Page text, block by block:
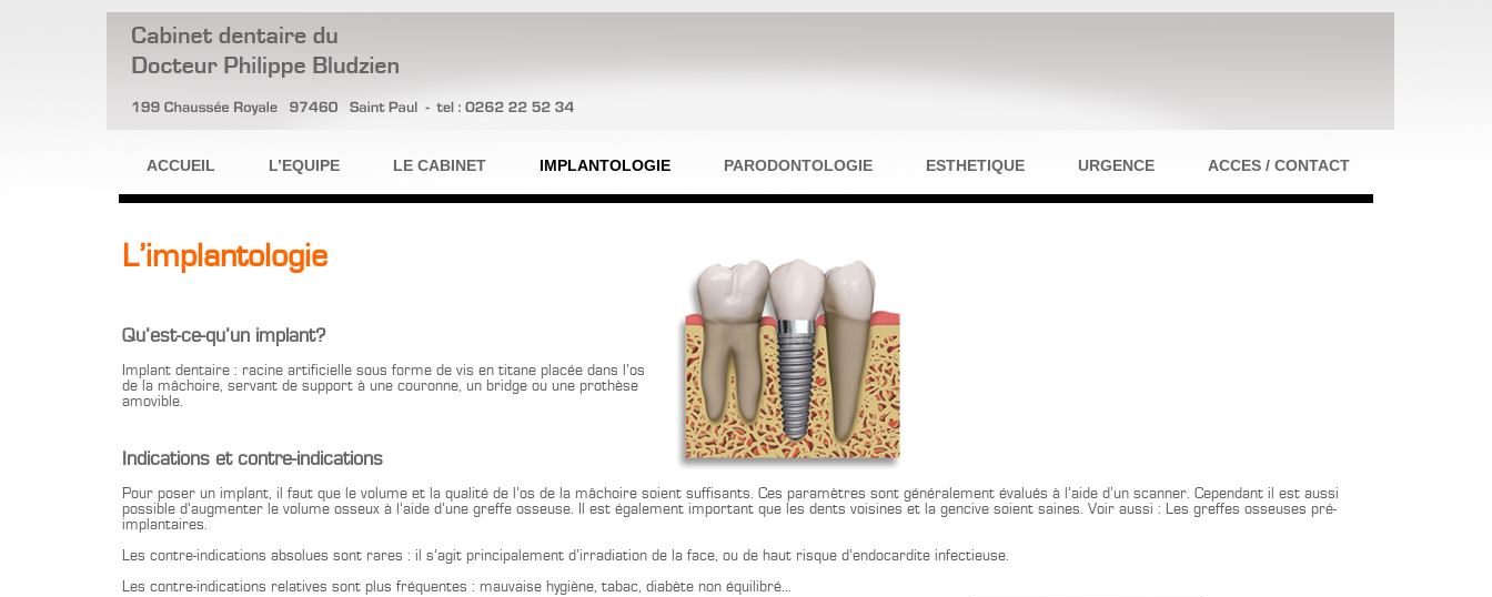
ACCUEIL L’EQUIPE LE CABINET IMPLANTOLOGIE PARODONTOLOGIE ESTHETIQUE URGENCE ACCES / CONTACT
L’implantologie
Qu’est-ce-qu’un implant?
Implant dentaire : racine artificielle sous forme de vis en titane placée dans l’os
de la mâchoire, servant de support à une couronne, un bridge ou une prothèse
amovible.
Indications et contre-indications
Pour poser un implant, il faut que le volume et la qualité de l’os de la mâchoire soient suffisants. Ces paramètres sont généralement évalués à l’aide d’un scanner. Cependant il est aussi
possible d’augmenter le volume osseux à l’aide d’une greffe osseuse. Il est également important que les dents voisines et la gencive soient saines. Voir aussi : Les greffes osseuses pré-
implantaires.
Les contre-indications absolues sont rares : il s’agit principalement d’irradiation de la face, ou de haut risque d’endocardite infectieuse.
Les contre-indications relatives sont plus fréquentes : mauvaise hygiène, tabac, diabète non équilibré...